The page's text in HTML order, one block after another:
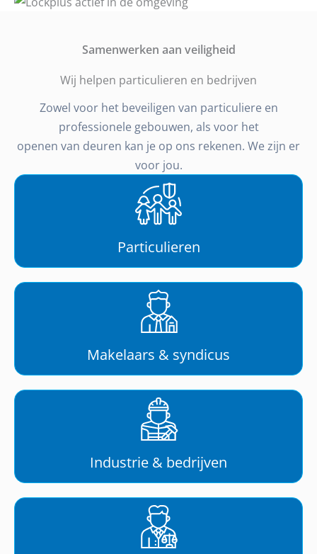
Samenwerken aan veiligheid
Wij helpen particulieren en bedrijven
Zowel voor het beveiligen van particuliere en
professionele gebouwen, als voor het
openen van deuren kan je op ons rekenen. We zijn er
voor jou.
Particulieren
Makelaars & syndicus
Industrie & bedrijven